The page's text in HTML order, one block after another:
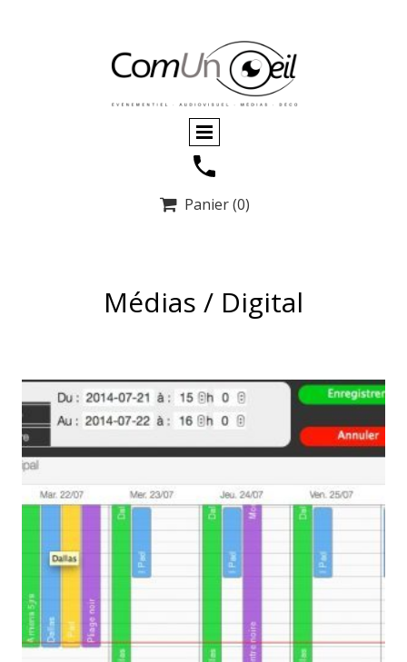
 Panier(0)
Médias / Digital